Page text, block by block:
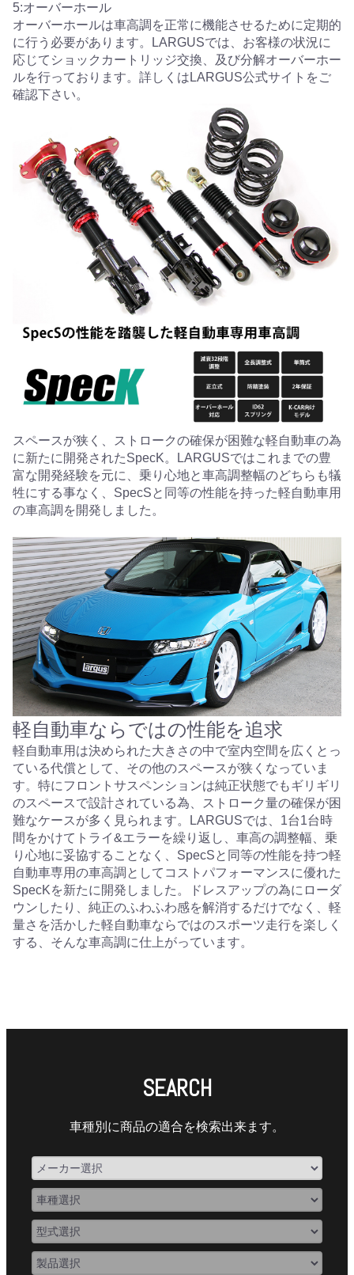
5:オーバーホール
オーバーホールは車高調を正常に機能させるために定期的
に行う必要があります。LARGUSでは、お客様の状況に
応じてショックカートリッジ交換、及び分解オーバーホー
ルを行っております。詳しくはLARGUS公式サイトをご
確認下さい。
スペースが狭く、ストロークの確保が困難な軽自動車の為
に新たに開発されたSpecK。LARGUSではこれまでの豊
富な開発経験を元に、乗り心地と車高調整幅のどちらも犠
牲にする事なく、SpecSと同等の性能を持った軽自動車用
の車高調を開発しました。
軽自動車ならではの性能を追求
軽自動車用は決められた大きさの中で室内空間を広くとっ
ている代償として、その他のスペースが狭くなっていま
す。特にフロントサスペンションは純正状態でもギリギリ
のスペースで設計されている為、ストローク量の確保が困
難なケースが多く見られます。LARGUSでは、1台1台時
間をかけてトライ&エラーを繰り返し、車高の調整幅、乗
り心地に妥協することなく、SpecSと同等の性能を持つ軽
自動車専用の車高調としてコストパフォーマンスに優れた
SpecKを新たに開発しました。ドレスアップの為にローダ
ウンしたり、純正のふわふわ感を解消するだけでなく、軽
量さを活かした軽自動車ならではのスポーツ走行を楽しく
する、そんな車高調に仕上がっています。
SEARCH
車種別に商品の適合を検索出来ます。